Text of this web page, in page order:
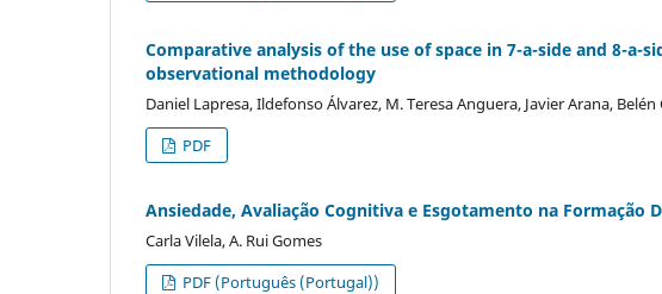
Comparative analysis of the use of space in 7-a-side and 8-
observational methodology
Daniel Lapresa, Ildefonso Álvarez, M. Teresa Anguera, Javier Arana, Belén
PDF
Ansiedade, Avaliação Cognitiva e Esgotamento na Formação
Carla Vilela, A. Rui Gomes
PDF (Português (Portugal))